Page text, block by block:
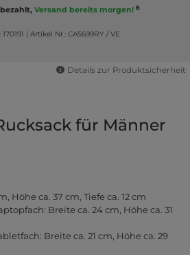
Versand bereits morgen! 8
| Artikel Nr.: CA5699RY / VE
Details zur Produktsicherheit
für Männer
Höhe ca. 37 cm, Tiefe ca. 12 cm
Breite ca. 24 cm, Höhe ca. 31
Breite ca. 21 cm, Höhe ca. 29